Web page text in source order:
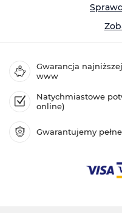
Gwarancja
www
Natychmiastowe
online)
Gwarantujemy